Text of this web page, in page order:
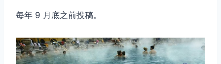
每年 9 月底之前投稿。